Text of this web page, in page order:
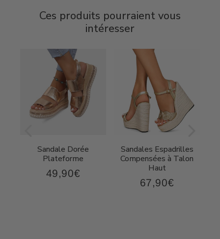
Ces produits pourraient vous
intéresser
Sandale Dorée
Plateforme
Prix
49,90€
Sandales Espadrilles
Compensées à Talon
Haut
Prix
67,90€